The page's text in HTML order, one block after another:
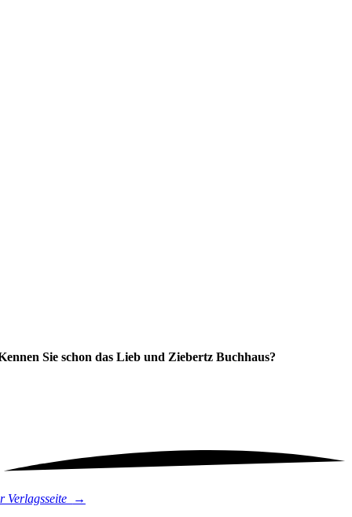
Sie schon dasLieb und Ziebertz Buchhaus?
Verlagsseite →